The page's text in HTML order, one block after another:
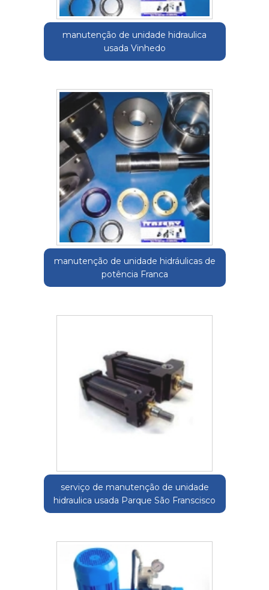
manutenção de unidade hidraulica
usada Vinhedo
manutenção de unidade hidráulicas de
potência Franca
serviço de manutenção de unidade
hidraulica usada Parque São Franscisco